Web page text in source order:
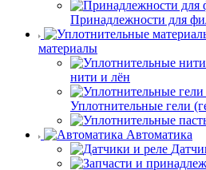
Принадлежности для
материалы
нити и лён
Уплотнительные гели
Автоматика